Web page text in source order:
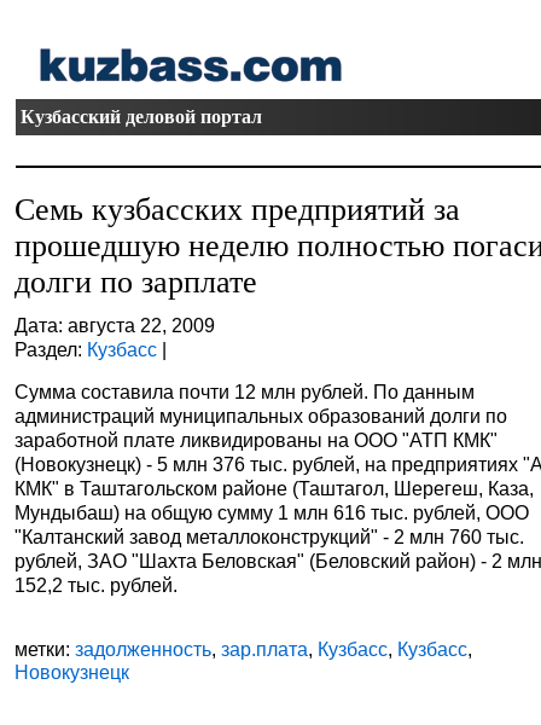
Кузбасский деловой портал
Семь кузбасских предприятий за
прошедшую неделю полностью
долги по зарплате
Дата: августа 22, 2009
Раздел: Кузбасс |
Сумма составила почти 12 млн рублей. По данным
администраций муниципальных образований долги по
заработной плате ликвидированы на ООО "АТП КМК"
(Новокузнецк) - 5 млн 376 тыс. рублей, на предприятиях
КМК" в Таштагольском районе (Таштагол, Шерегеш, Каза,
Мундыбаш) на общую сумму 1 млн 616 тыс. рублей, ООО
"Калтанский завод металлоконструкций" - 2 млн 760 тыс.
рублей, ЗАО "Шахта Беловская" (Беловский район) - 2
152,2 тыс. рублей.
метки:задолженность,зар.плата, Кузбасс, Кузбасс,
Новокузнецк